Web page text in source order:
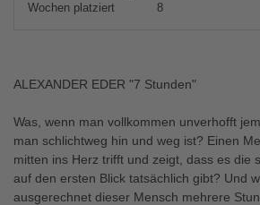
Wochen platziert
8
ALEXANDER EDER "7 Stunden"
Was, wenn man vollkommen unverhofft
man schlichtweg hin und weg ist? Einen
mitten ins Herz trifft und zeigt, dass es die
auf den ersten Blick tatsächlich gibt? Und
ausgerechnet dieser Mensch mehrere